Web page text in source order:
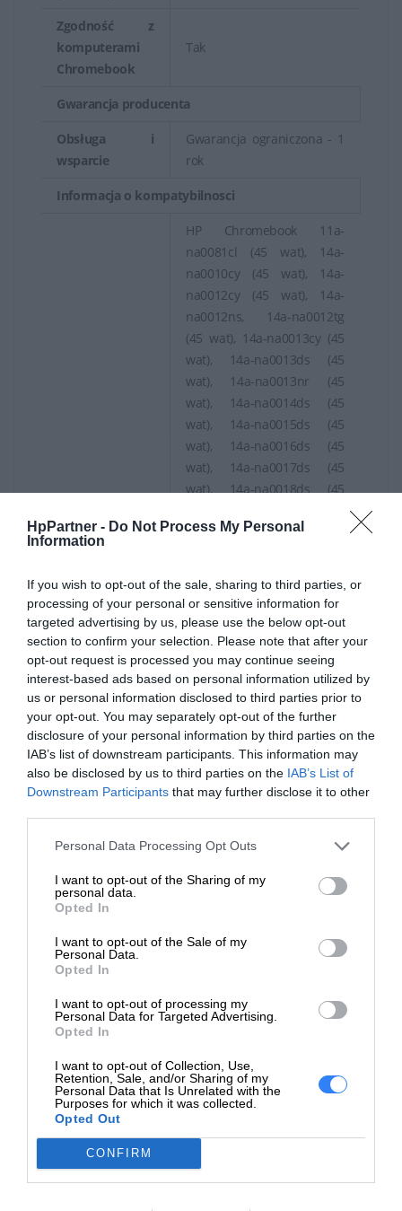
HpPartner - Do Not Process My Personal
Information
If you wish to opt-out of the sale, sharing to third parties, or
processing of your personal or sensitive information for
targeted advertising by us, please use the below opt-out
section to confirm your selection. Please note that after your
opt-out request is processed you may continue seeing
interest-based ads based on personal information utilized by
us or personal information disclosed to third parties prior to
your opt-out. You may separately opt-out of the further
disclosure of your personal information by third parties on the
IAB’s list of downstream participants. This information may
also be disclosed by us to third parties on the IAB’s List of
Downstream Participants that may further disclose it to other
Personal Data Processing Opt Outs
I want to opt-out of the Sharing of my
personal data.
Opted In
I want to opt-out of the Sale of my
Personal Data.
Opted In
I want to opt-out of processing my
Personal Data for Targeted Advertising.
Opted In
I want to opt-out of Collection, Use,
Retention, Sale, and/or Sharing of my
Personal Data that Is Unrelated with the
Purposes for which it was collected.
Opted Out
CONFIRM
Zgodność z
komputerami
Chromebook
Tak
Gwarancja producenta
Obsługa i
wsparcie
Gwarancja ograniczona - 1
rok
Informacja o kompatybilnosci
Zaprojektowany
dla
HP Chromebook 11a-
na0081cl (45 wat), 14a-
na0010cy (45 wat), 14a-
na0012cy (45 wat), 14a-
na0012ns, 14a-na0012tg
(45 wat), 14a-na0013cy (45
wat), 14a-na0013ds (45
wat), 14a-na0013nr (45
wat), 14a-na0014ds (45
wat), 14a-na0015ds (45
wat), 14a-na0016ds (45
wat), 14a-na0017ds (45
wat), 14a-na0018ds (45
wat), 14a-na0021nr (45
wat), 14a-na0024nr (45
wat), 14a-na0025cl (45 wat),
14a-na0030wm (45 wat),
14a-na0032tg (45 wat), 14a-
na0037nl (45 wat), 14a-
na0049nl, 14a-na0051cl (45
wat), 14a-na0052tg (45 wat),
14a-na0072tg (45 wat), 14a-
na0100nr (45 wat), 14a-
na0110nr (45 wat), 14a-
na0131wm (45 wat), 14a-
na0140nr (45 wat), 14a-
na0150nr (45 wat), 14a-
na0170nr (45 wat), 14a-
na0180nr (45 wat), 14a-
(45 wat), 14a-na0220ng (45
wat), 14a-na0500sa (45
wat), 14a-na1009ns (45
wat), 14a-na1014no (45
wat), 14-ca064dx (45 wat)
HP Chromebook x2 11-